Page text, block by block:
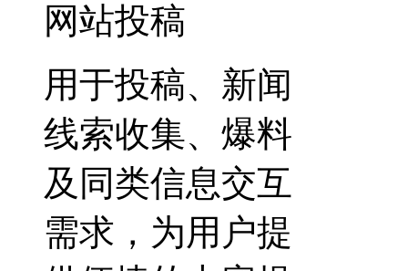
网站投稿
用于投稿、新闻
线索收集、爆料
及同类信息交互
需求，为用户提